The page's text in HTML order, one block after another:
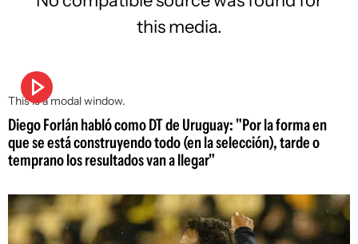
This is a modal window.
this media.
Diego Forlán habló como DT de Uruguay: "Por la forma en
que se está construyendo todo (en la selección), tarde o
temprano los resultados van a llegar"